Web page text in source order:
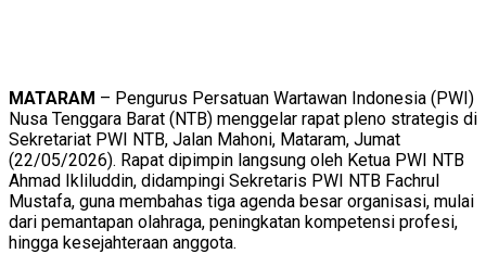
MATARAM – Pengurus Persatuan Wartawan Indonesia (PWI)
Nusa Tenggara Barat (NTB) menggelar rapat pleno strategis di
Sekretariat PWI NTB, Jalan Mahoni, Mataram, Jumat
(22/05/2026). Rapat dipimpin langsung oleh Ketua PWI NTB
Ahmad Ikliluddin, didampingi Sekretaris PWI NTB Fachrul
Mustafa, guna membahas tiga agenda besar organisasi, mulai
dari pemantapan olahraga, peningkatan kompetensi profesi,
hingga kesejahteraan anggota.